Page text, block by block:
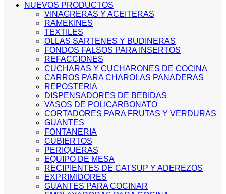
NUEVOS PRODUCTOS
VINAGRERAS Y ACEITERAS
RAMEKINES
TEXTILES
OLLAS SARTENES Y BUDINERAS
FONDOS FALSOS PARA INSERTOS
REFACCIONES
CUCHARAS Y CUCHARONES DE COCINA
CARROS PARA CHAROLAS PANADERAS
REPOSTERIA
DISPENSADORES DE BEBIDAS
VASOS DE POLICARBONATO
CORTADORES PARA FRUTAS Y VERDURAS
GUANTES
FONTANERIA
CUBIERTOS
PERIQUERAS
EQUIPO DE MESA
RECIPIENTES DE CATSUP Y ADEREZOS
EXPRIMIDORES
GUANTES PARA COCINAR